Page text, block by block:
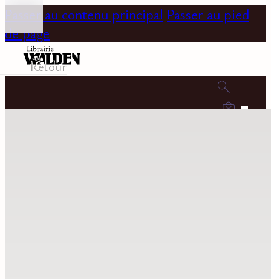
Passer au contenu principal Passer au pied
de page
0
Retour